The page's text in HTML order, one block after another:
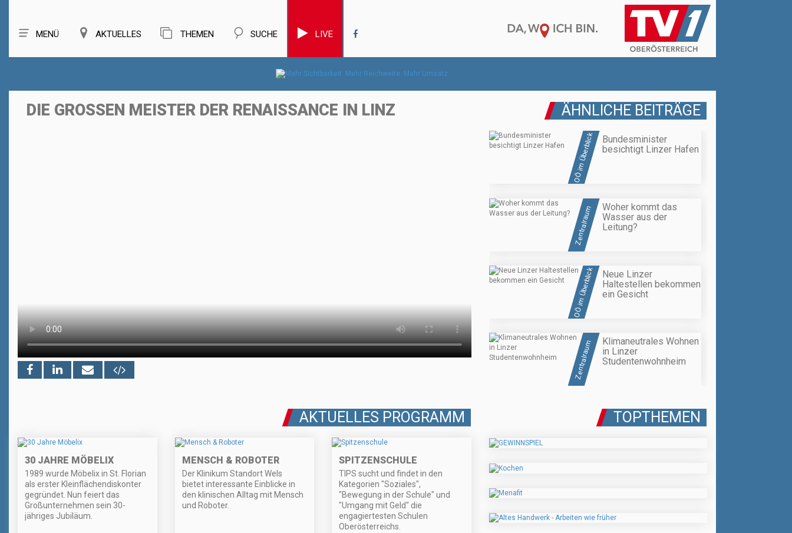
MENÜ AKTUELLES THEMEN SUCHE LIVE
DIE GROSSEN MEISTER DER RENAISSANCE IN LINZ ÄHNLICHE BEITRÄGE
OÖ im Überblick
Bundesminister
besichtigt Linzer Hafen
Zentralraum
Woher kommt das
Wasser aus der
Leitung?
OÖ im Überblick
Neue Linzer
Haltestellen bekommen
ein Gesicht
Zentralraum
Klimaneutrales Wohnen
in Linzer
Studentenwohnheim
AKTUELLES PROGRAMM
30 JAHRE MÖBELIX
1989 wurde Möbelix in St. Florian
als erster Kleinflächendiskonter
gegründet. Nun feiert das
Großunternehmen sein 30-
jähriges Jubiläum.
MENSCH & ROBOTER
Der Klinikum Standort Wels
bietet interessante Einblicke in
den klinischen Alltag mit Mensch
und Roboter.
SPITZENSCHULE
TIPS sucht und findet in den
Kategorien "Soziales",
"Bewegung in der Schule" und
"Umgang mit Geld" die
engagiertesten Schulen
Oberösterreichs.
TOPTHEMEN